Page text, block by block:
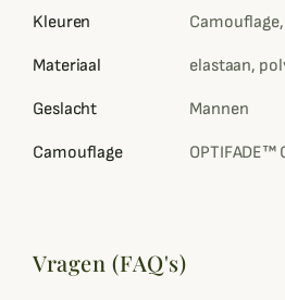
Kleuren
Materiaal elastaan,
Geslacht Mannen
Camouflage OPTIFADE™
Vragen (FAQ's)